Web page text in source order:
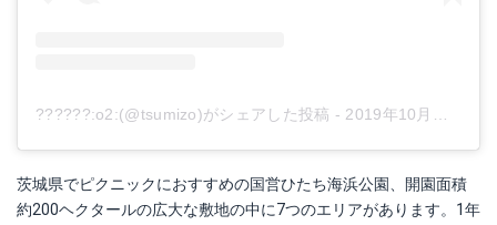
??????:o2:(@tsumizo)がシェアした投稿 - 2019年10月月18日午後2時13分PDT
茨城県でピクニックにおすすめの国営ひたち海浜公園、開園面積
約200ヘクタールの広大な敷地の中に7つのエリアがあります。1年